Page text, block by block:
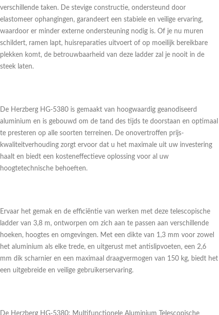
verschillende taken. De stevige constructie, ondersteund door
elastomeer ophangingen, garandeert een stabiele en veilige ervaring,
waardoor er minder externe ondersteuning nodig is. Of je nu muren
schildert, ramen lapt, huisreparaties uitvoert of op moeilijk bereikbare
plekken komt, de betrouwbaarheid van deze ladder zal je nooit in de
steek laten.
De Herzberg HG-5380 is gemaakt van hoogwaardig geanodiseerd
aluminium en is gebouwd om de tand des tijds te doorstaan en optimaal
te presteren op alle soorten terreinen. De onovertroffen prijs-
kwaliteitverhouding zorgt ervoor dat u het maximale uit uw investering
haalt en biedt een kosteneffectieve oplossing voor al uw
hoogtetechnische behoeften.
Ervaar het gemak en de efficiëntie van werken met deze telescopische
ladder van 3,8 m, ontworpen om zich aan te passen aan verschillende
hoeken, hoogtes en omgevingen. Met een dikte van 1,3 mm voor zowel
het aluminium als elke trede, en uitgerust met antislipvoeten, een 2,6
mm dik scharnier en een maximaal draagvermogen van 150 kg, biedt het
een uitgebreide en veilige gebruikerservaring.
De Herzberg HG-5380: Multifunctionele Aluminium Telescopische